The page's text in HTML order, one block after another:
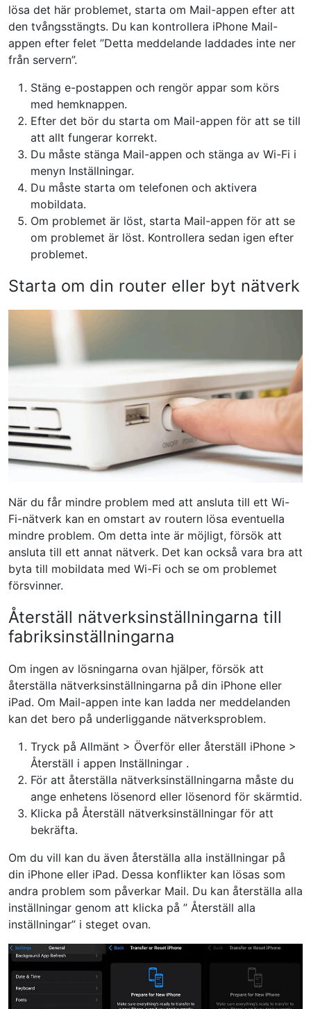
lösa det här problemet, starta om Mail-appen efter att
den tvångsstängts. Du kan kontrollera iPhone Mail-
appen efter felet ”Detta meddelande laddades inte ner
från servern”.
Stäng e-postappen och rengör appar som körs
med hemknappen.
Efter det bör du starta om Mail-appen för att se till
att allt fungerar korrekt.
Du måste stänga Mail-appen och stänga av Wi-Fi i
menyn Inställningar.
Du måste starta om telefonen och aktivera
mobildata.
Om problemet är löst, starta Mail-appen för att se
om problemet är löst. Kontrollera sedan igen efter
problemet.
Starta om din router eller byt nätverk
När du får mindre problem med att ansluta till ett Wi-
Fi-nätverk kan en omstart av routern lösa eventuella
mindre problem. Om detta inte är möjligt, försök att
ansluta till ett annat nätverk. Det kan också vara bra att
byta till mobildata med Wi-Fi och se om problemet
försvinner.
Återställ nätverksinställningarna till
fabriksinställningarna
Om ingen av lösningarna ovan hjälper, försök att
återställa nätverksinställningarna på din iPhone eller
iPad. Om Mail-appen inte kan ladda ner meddelanden
kan det bero på underliggande nätverksproblem.
Tryck på Allmänt > Överför eller återställ iPhone >
Återställ i appen Inställningar .
För att återställa nätverksinställningarna måste du
ange enhetens lösenord eller lösenord för skärmtid.
Klicka på Återställ nätverksinställningar för att
bekräfta.
Om du vill kan du även återställa alla inställningar på
din iPhone eller iPad. Dessa konflikter kan lösas som
andra problem som påverkar Mail. Du kan återställa alla
inställningar genom att klicka på ” Återställ alla
inställningar” i steget ovan.